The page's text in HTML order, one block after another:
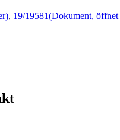
, 19/19581(Dokument, öffnet